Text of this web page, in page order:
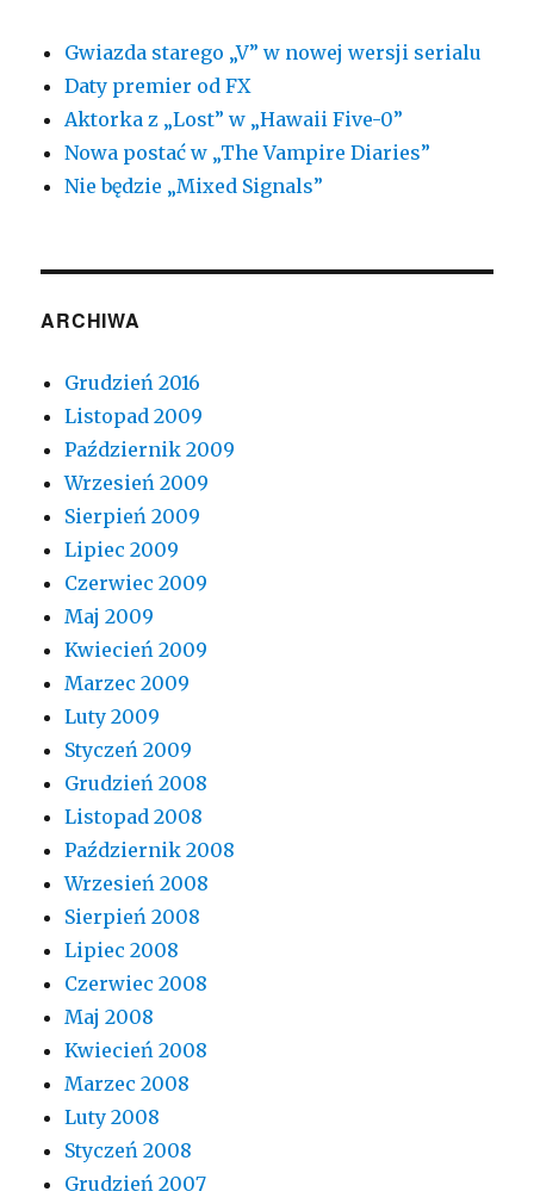
Gwiazda starego „V” w nowej wersji serialu
Daty premier od FX
Aktorka z „Lost” w „Hawaii Five-0”
Nowa postać w „The Vampire Diaries”
Nie będzie „Mixed Signals”
ARCHIWA
Grudzień 2016
Listopad 2009
Październik 2009
Wrzesień 2009
Sierpień 2009
Lipiec 2009
Czerwiec 2009
Maj 2009
Kwiecień 2009
Marzec 2009
Luty 2009
Styczeń 2009
Grudzień 2008
Listopad 2008
Październik 2008
Wrzesień 2008
Sierpień 2008
Lipiec 2008
Czerwiec 2008
Maj 2008
Kwiecień 2008
Marzec 2008
Luty 2008
Styczeń 2008
Grudzień 2007